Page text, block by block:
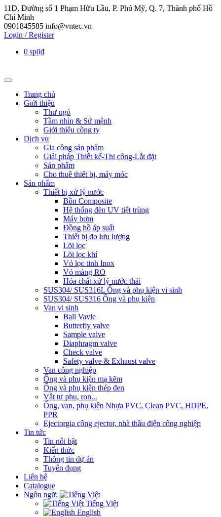
11D, Đường số 1 Phạm Hữu Lầu, P. Phú Mỹ, Q. 7, Thành phố Hồ
Chí Minh
0901845585 info@vntec.vn
Login / Register
0 sp0₫
Trang chủ
Giới thiệu
Thư ngỏ
Tầm nhìn & Sứ mệnh
Giới thiệu công ty
Dịch vụ
Gia công sản phẩm
Giải pháp Thiết kế-Thi công-Lắt đặt
Sản phẩm
Cho thuê thiết bị, máy móc
Sản phẩm
Thiết bị xử lý nước
Bồn Composite
Hệ thống đèn UV tiệt trùng
Máy bơm
Đồng hồ áp suất
Thiết bị đo lưu lượng
Lõi lọc
Lõi lọc khí
Vỏ lọc tinh Inox
Vỏ màng RO
Hóa chất xử lý nước thải
SUS304/ SUS316L Ống và phụ kiện vi sinh
SUS304/ SUS316 Ống và phụ kiện
Van vi sinh
Ball Vavle
Butterfly valve
Sample valve
Diaphragm valve
Check valve
Safety valve & Exhaust valve
Van công nghiệp
Ống và phụ kiện mạ kẽm
Ống và phụ kiện thép đen
Vật tư phụ, ron...
Ống, van, phụ kiện Nhựa PVC, Clean PVC, HDPE,
PPR
Ejectorgia công ejector, nhà thầu điện công nghiệp
Tin tức
Tin nổi bật
Kiến thức
Thông tin dự án
Tuyển dụng
Liên hệ
Catalogue
Ngôn ngữ:
Tiếng Việt
English